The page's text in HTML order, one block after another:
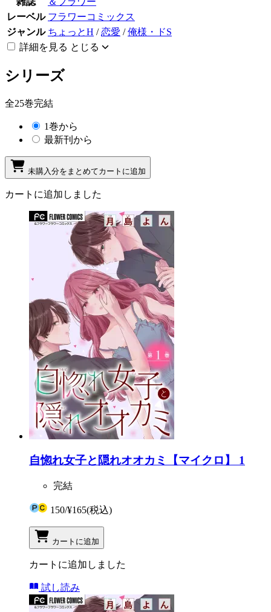
レーベル フラワーコミックス
ジャンル ちょっとH /恋愛 /俺様・ドS
詳細を見る とじる
シリーズ
全25巻完結
1巻から
最新刊から
未購入分をまとめてカートに追加
カートに追加しました
自惚れ女子と隠れオオカミ【マイクロ】 1
完結
150/¥165(税込)
カートに追加
カートに追加しました
試し読み